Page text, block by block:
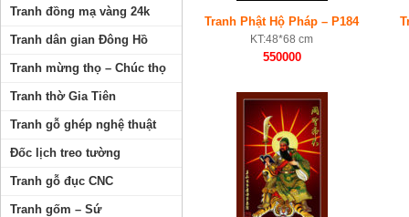
Tranh Phật Hộ Pháp – P184
KT:48*68 cm
550000
Tranh đồng mạ vàng 24k
Tranh dân gian Đông Hồ
Tranh mừng thọ – Chúc thọ
Tranh thờ Gia Tiên
Tranh gỗ ghép nghệ thuật
Đốc lịch treo tường
Tranh gỗ đục CNC
Tranh gốm – Sứ